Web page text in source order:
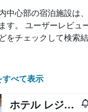
中心部​の宿泊施設は
す。 ユーザーレビュ
をチェックして検索
べて表示
ホテル レジデンツァ イン ファルネーゼ